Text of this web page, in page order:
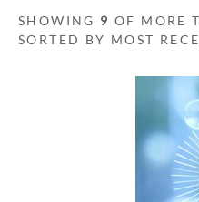
SHOWING 9 OF MORE
SORTED BY MOST